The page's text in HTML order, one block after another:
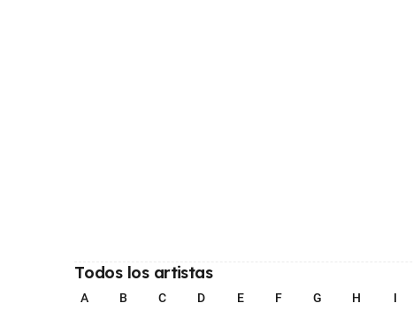
Todos los artistas
A B C D E F G H I